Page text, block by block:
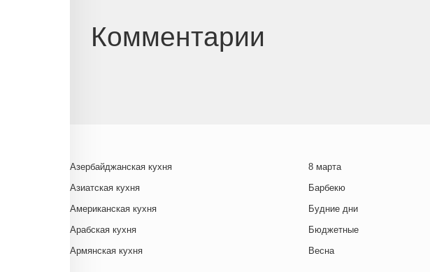
Комментарии
Азербайджанская кухня
Азиатская кухня
Американская кухня
Арабская кухня
Армянская кухня
8 марта
Барбекю
Будние дни
Бюджетные
Весна